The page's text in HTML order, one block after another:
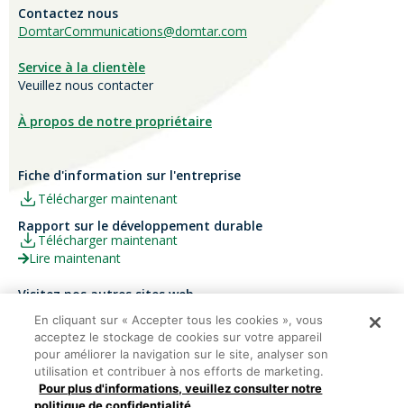
Contactez nous
DomtarCommunications@domtar.com
Service à la clientèle
Veuillez nous contacter
À propos de notre propriétaire
Fiche d'information sur l'entreprise
Télécharger maintenant
Rapport sur le développement durable
Télécharger maintenant
Lire maintenant
Visitez nos autres sites web
Carrières
Ariva
Papier Xerox® Canada
Xerox® Paper USA
En cliquant sur « Accepter tous les cookies », vous
acceptez le stockage de cookies sur votre appareil
pour améliorer la navigation sur le site, analyser son
utilisation et contribuer à nos efforts de marketing.
Pour plus d'informations, veuillez consulter notre